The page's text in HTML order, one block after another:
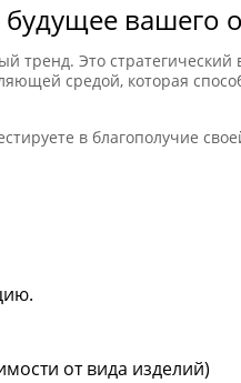
вашего
Это
средой, которая
в благополучие
от вида изделий)